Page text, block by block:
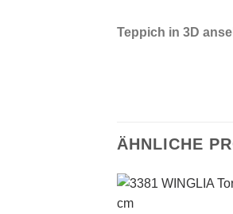
Teppich in 3D
ÄHNLICHE